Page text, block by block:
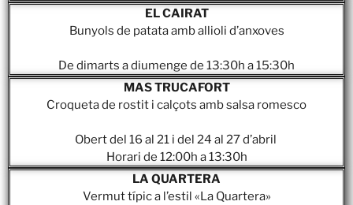
EL CAIRAT
Bunyols de patata amb allioli d’anxoves
De dimarts a diumenge de 13:30h a 15:30h
MAS TRUCAFORT
Croqueta de rostit i calçots amb salsa romesco
Obert del 16 al 21 i del 24 al 27 d’abril
Horari de 12:00h a 13:30h
LA QUARTERA
Vermut típic a l’estil «La Quartera»